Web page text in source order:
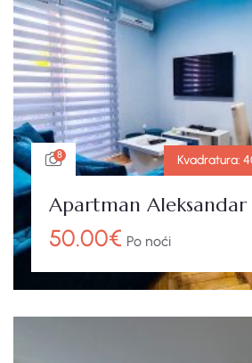
8 Kvadratura:
Apartman
50.00€ Po noći